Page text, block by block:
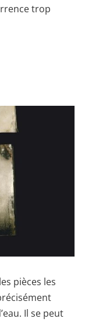
trop
pièces les
Il se peut